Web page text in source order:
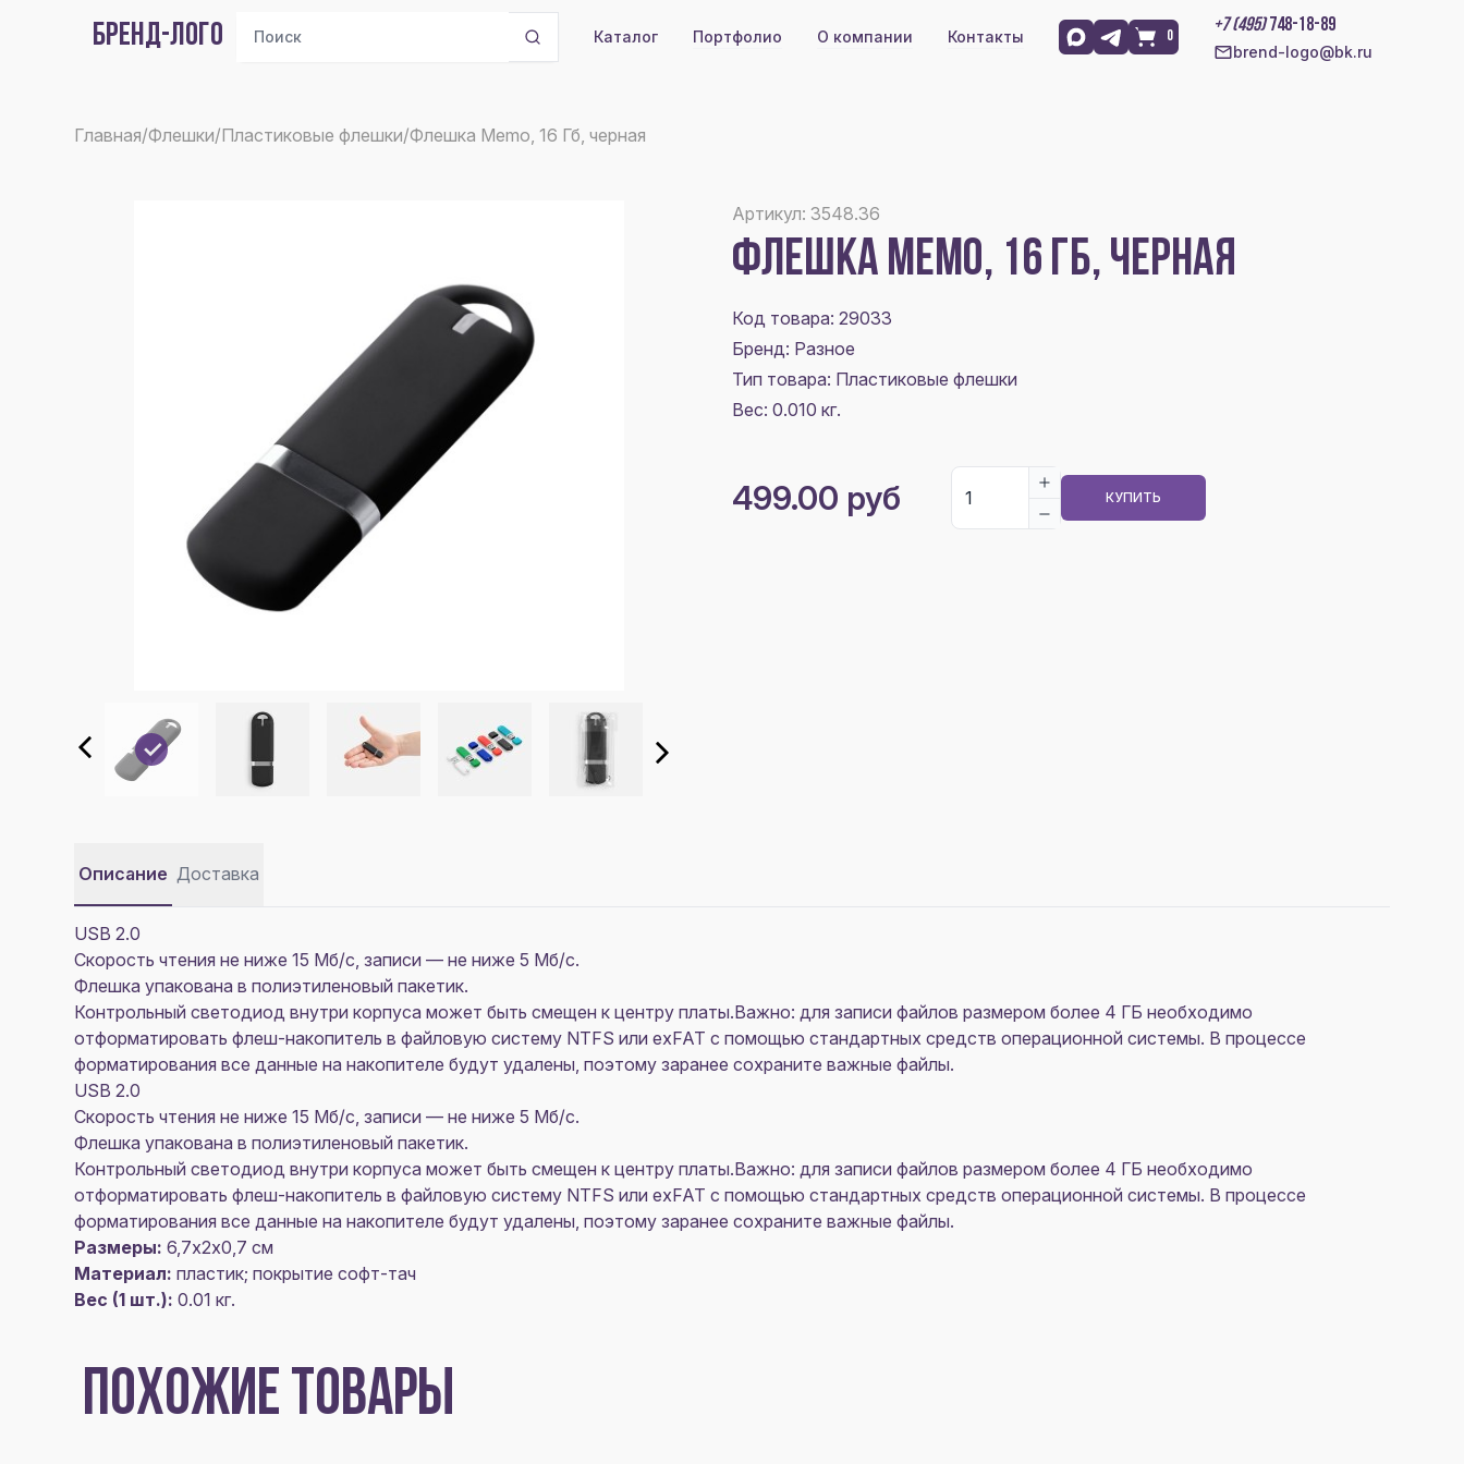
БРЕНД-ЛОГО Каталог Портфолио О компании Контакты 0
+7 (495)748-18-89
brend-logo@bk.ru
Главная/Флешки/Пластиковые флешки/Флешка Memo, 16 Гб, черная
Артикул: 3548.36
ФЛЕШКА MEMO, 16 ГБ, ЧЕРНАЯ
Код товара: 29033
Бренд: Разное
Тип товара: Пластиковые флешки
Вес: 0.010 кг.
499.00 руб КУПИТЬ
Описание Доставка
USB 2.0
Скорость чтения не ниже 15 Мб/с, записи — не ниже 5 Мб/с.
Флешка упакована в полиэтиленовый пакетик.
Контрольный светодиод внутри корпуса может быть смещен к центру платы.Важно: для записи файлов размером более 4 ГБ необходимо
отформатировать флеш-накопитель в файловую систему NTFS или exFAT с помощью стандартных средств операционной системы. В процессе
форматирования все данные на накопителе будут удалены, поэтому заранее сохраните важные файлы.
USB 2.0
Скорость чтения не ниже 15 Мб/с, записи — не ниже 5 Мб/с.
Флешка упакована в полиэтиленовый пакетик.
Контрольный светодиод внутри корпуса может быть смещен к центру платы.Важно: для записи файлов размером более 4 ГБ необходимо
отформатировать флеш-накопитель в файловую систему NTFS или exFAT с помощью стандартных средств операционной системы. В процессе
форматирования все данные на накопителе будут удалены, поэтому заранее сохраните важные файлы.
Размеры: 6,7х2х0,7 см
Материал: пластик; покрытие софт-тач
Вес (1 шт.): 0.01 кг.
ПОХОЖИЕ ТОВАРЫ